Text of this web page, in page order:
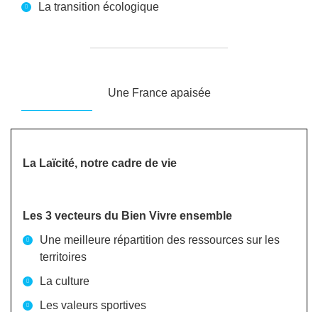
La transition écologique
Une France apaisée
La Laïcité, notre cadre de vie
Les 3 vecteurs du Bien Vivre ensemble
Une meilleure répartition des ressources sur les
territoires
La culture
Les valeurs sportives